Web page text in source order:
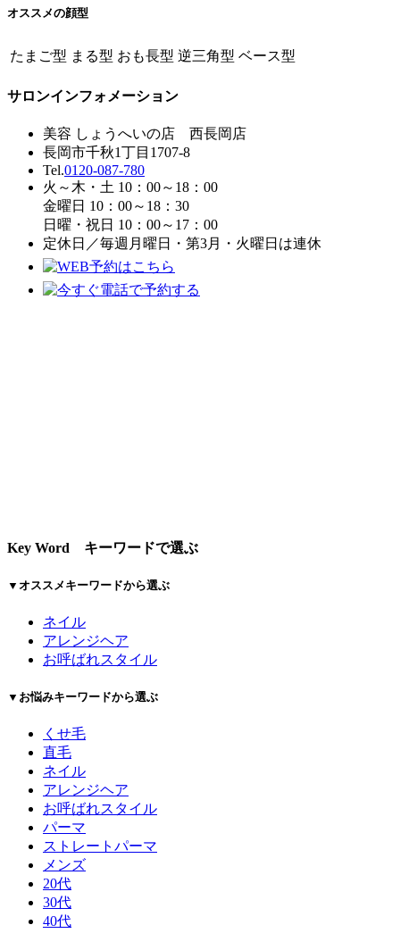
オススメの顔型
たまご型 まる型 おも長型 逆三角型 ベース型
サロンインフォメーション
美容 しょうへいの店 西長岡店
長岡市千秋1丁目1707-8
Tel.0120-087-780
火～木・土 10：00～18：00
金曜日 10：00～18：30
日曜・祝日 10：00～17：00
定休日／毎週月曜日・第3月・火曜日は連休
Key Word キーワードで選ぶ
▼オススメキーワードから選ぶ
ネイル
アレンジヘア
お呼ばれスタイル
▼お悩みキーワードから選ぶ
くせ毛
直毛
ネイル
アレンジヘア
お呼ばれスタイル
パーマ
ストレートパーマ
メンズ
20代
30代
40代